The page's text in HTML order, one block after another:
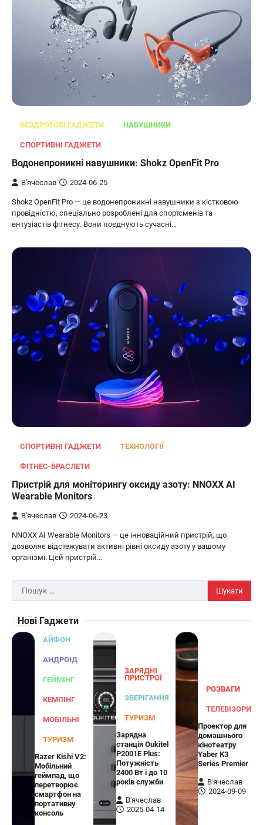
БЕЗДРОТОВІ ГАДЖЕТИ НАВУШНИКИ
СПОРТИВНІ ГАДЖЕТИ
Водонепроникні навушники: Shokz OpenFit Pro
В'ячеслав 2024-06-25
Shokz OpenFit Pro — це водонепроникні навушники з кістковою
провідністю, спеціально розроблені для спортсменів та
ентузіастів фітнесу. Вони поєднують сучасні…
СПОРТИВНІ ГАДЖЕТИ ТЕХНОЛОГІЇ
ФІТНЕС-БРАСЛЕТИ
Пристрій для моніторингу оксиду азоту: NNOXX AI
Wearable Monitors
В'ячеслав 2024-06-23
NNOXX AI Wearable Monitors — це інноваційний пристрій, що
дозволяє відстежувати активні рівні оксиду азоту у вашому
організмі. Цей пристрій…
Пошук:
Нові Гаджети
АЙФОН
АНДРОІД
ГЕЙМІНГ
КЕМПІНГ
МОБІЛЬНІ
ТУРИЗМ
Razer Kishi V2:
Мобільний
геймпад, що
перетворює
смартфон на
портативну
консоль
ЗАРЯДНІ
ПРИСТРОЇ
ЗБЕРІГАННЯ
ТУРИЗМ
Зарядна
станція Oukitel
P2001E Plus:
Потужність
2400 Вт і до 10
років служби
В'ячеслав
2025-04-14
РОЗВАГИ
ТЕЛЕВІЗОРИ
Проектор для
домашнього
кінотеатру
Yaber K3
Series Premier
В'ячеслав
2024-09-09
3
ОСВІТЛЕННЯ РОЗУМНИЙ ДІМ
Розумні сонячні прожектори AiDot
AiDot Linkind — це розумні сонячні
освітлення вашого подвір'я, саду або…
ЗАРЯДНІ ПРИСТРОЇ
Joyroom JR-TCW02 — це універсальний
дорожній адаптер потужністю 65 Вт,
розроблений для заряджання ваших
ГЕЙМІНГ
Бездротовий контролер 8BitDo Lite
SE 2.4G для Xbox
В'ячеслав 2024-09-03
8BitDo Lite SE 2.4G — це компактний
бездротовий контролер, розроблений
спеціально для Xbox. Завдяки своєму…
АУДІО КОЛОНКИ
Бездротова колонка LG XBOOM Go
XG2T